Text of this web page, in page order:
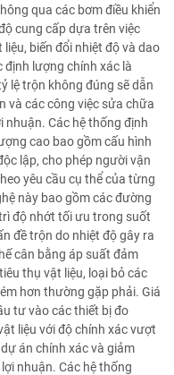
qua các bơm điều khiển
cung cấp dựa trên việc
biến đổi nhiệt độ và dao
định lượng chính xác là
lệ trộn không đúng sẽ dẫn
và các công việc sửa chữa
nhuận. Các hệ thống định
cao bao gồm cấu hình
lập, cho phép người vận
yêu cầu cụ thể của từng
này bao gồm các đường
độ nhớt tối ưu trong suốt
đề trộn do nhiệt độ gây ra
cân bằng áp suất đảm
thụ vật liệu, loại bỏ các
hơn thường gặp phải. Giá
tư vào các thiết bị đo
liệu với độ chính xác vượt
án chính xác và giảm
nhuận. Các hệ thống